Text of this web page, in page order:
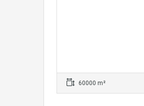
60000 m²